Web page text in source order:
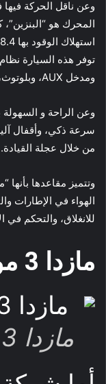
المحرك هو “البنزين”،
ومدخل AUX، وبلوتوث، ونظام أمان، و4 مكبرات الصوت.
وعن الراحة و السهولة
سرعة ذكي، وأقفال
من خلال عجلة القيادة.
وتتميز مقاعدها
الهواء في الإطارات
للانغلاق، والتحكم في
مازدا 3 موديل 2017
مازدا 3 Mazda 3 2017